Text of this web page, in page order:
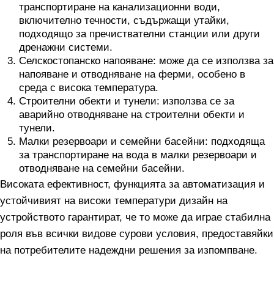
транспортиране на канализационни води,
включително течности, съдържащи утайки,
подходящо за пречиствателни станции или други
дренажни системи.
Селскостопанско напояване: може да се използва за
напояване и отводняване на ферми, особено в
среда с висока температура.
Строителни обекти и тунели: използва се за
аварийно отводняване на строителни обекти и
тунели.
Малки резервоари и семейни басейни: подходяща
за транспортиране на вода в малки резервоари и
отводняване на семейни басейни.
Високата ефективност, функцията за автоматизация и
устойчивият на високи температури дизайн на
устройството гарантират, че то може да играе стабилна
роля във всички видове сурови условия, предоставяйки
на потребителите надеждни решения за изпомпване.